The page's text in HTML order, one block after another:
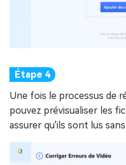
Une fois le processus de
pouvez prévisualiser les
assurer qu'ils sont lus